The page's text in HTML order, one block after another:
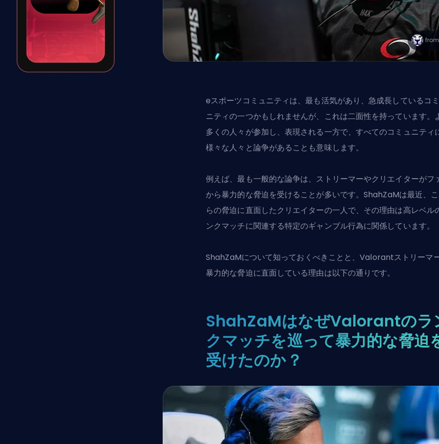
eスポーツコミュニティは、最も活気があり、急成長しているコ
ニティの一つかもしれませんが、これは二面性を持っています。
多くの人々が参加し、表現される一方で、すべてのコミュニティ
様々な人々と論争があることも意味します。
例えば、最も一般的な論争は、ストリーマーやクリエイターがフ
から暴力的な脅迫を受けることが多いです。ShahZaMは最近、
らの脅迫に直面したクリエイターの一人で、その理由は高レベル
ンクマッチに関連する特定のギャンブル行為に関係しています。
ShahZaMについて知っておくべきことと、Valorantストリーマ
暴力的な脅迫に直面している理由は以下の通りです。
ShahZaMはなぜValorantのラ
クマッチを巡って暴力的な脅迫
受けたのか？